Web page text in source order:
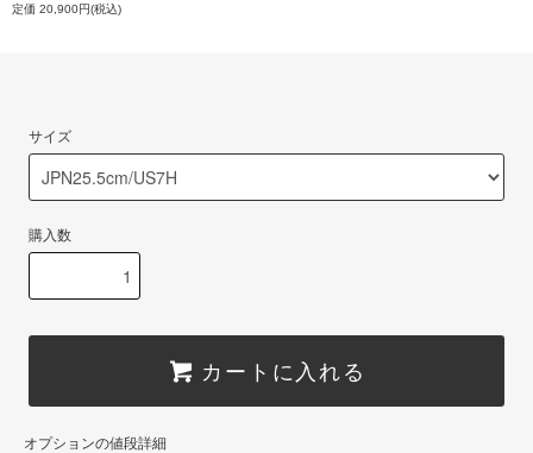
定価 20,900円(税込)
サイズ
購入数
カートに入れる
オプションの値段詳細